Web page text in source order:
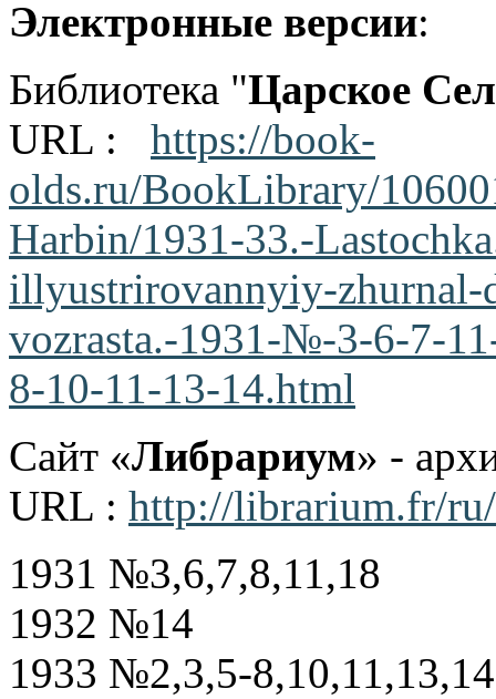
Электронные версии:
Библиотека "Царское
URL : https://book-
olds.ru/BookLibrary/
Harbin/1931-33.-
illyustrirovannyiy-zhurnal-
vozrasta.-1931-№-3-6-7-
8-10-11-13-14.html
Сайт «Либрариум» -
URL : http://librarium.fr/
1931 №3,6,7,8,11,18
1932 №14
1933 №2,3,5-